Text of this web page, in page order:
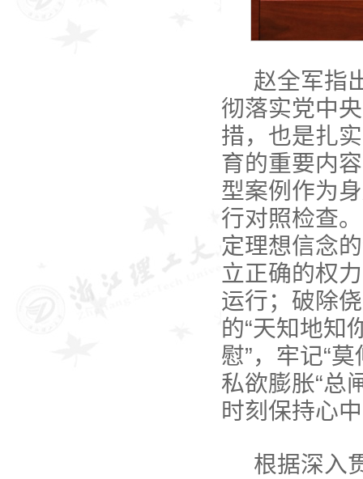
赵全军指
彻落实党中
措，也是扎
育的重要内
型案例作为
行对照检查
定理想信念
立正确的权
运行；破除
的“天知地知
慰”，牢记“
私欲膨胀“总
时刻保持心
根据深入